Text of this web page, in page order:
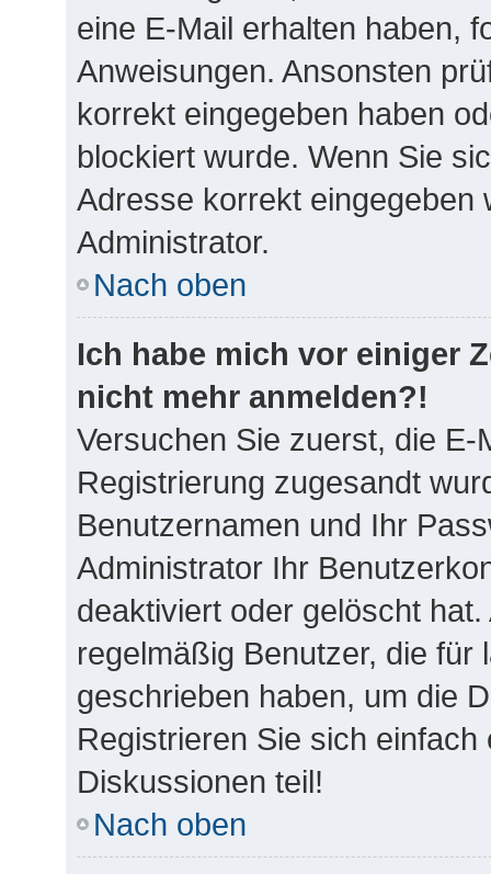
eine E-Mail erhalten haben,
Anweisungen. Ansonsten
korrekt eingegeben haben
blockiert wurde. Wenn Sie
Adresse korrekt eingegeben
Administrator.
Nach oben
Ich habe mich vor einiger
nicht mehr anmelden?!
Versuchen Sie zuerst, die
Registrierung zugesandt
Benutzernamen und Ihr
Administrator Ihr
deaktiviert oder gelöscht
regelmäßig Benutzer, die für
geschrieben haben, um die
Registrieren Sie sich
Diskussionen teil!
Nach oben